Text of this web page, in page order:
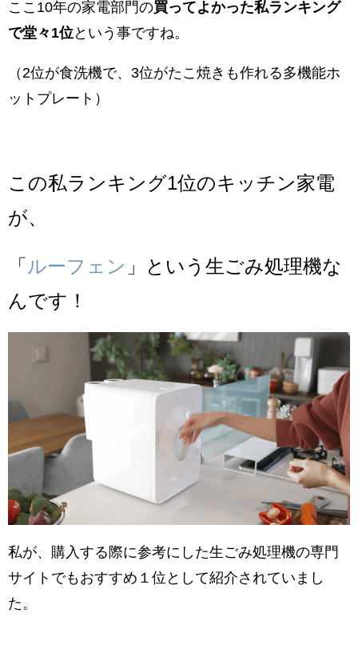
ここ10年の家電部門の買ってよかった私ランキング
で堂々1位という事ですね。
（2位が食洗機で、3位がたこ焼きも作れる多機能ホ
ットプレート）
この私ランキング1位のキッチン家電
が、
「 ルーフェン 」という生ごみ処理機な
んです！
私が、購入する際に参考にした生ごみ処理機の専門
サイトでもおすすめ１位として紹介されていまし
た。